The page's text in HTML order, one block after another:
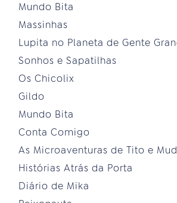
Mundo Bita
Massinhas
Lupita no Planeta de Gente
Sonhos e Sapatilhas
Os Chicolix
Gildo
Mundo Bita
Conta Comigo
As Microaventuras de Tito e
Histórias Atrás da Porta
Diário de Mika